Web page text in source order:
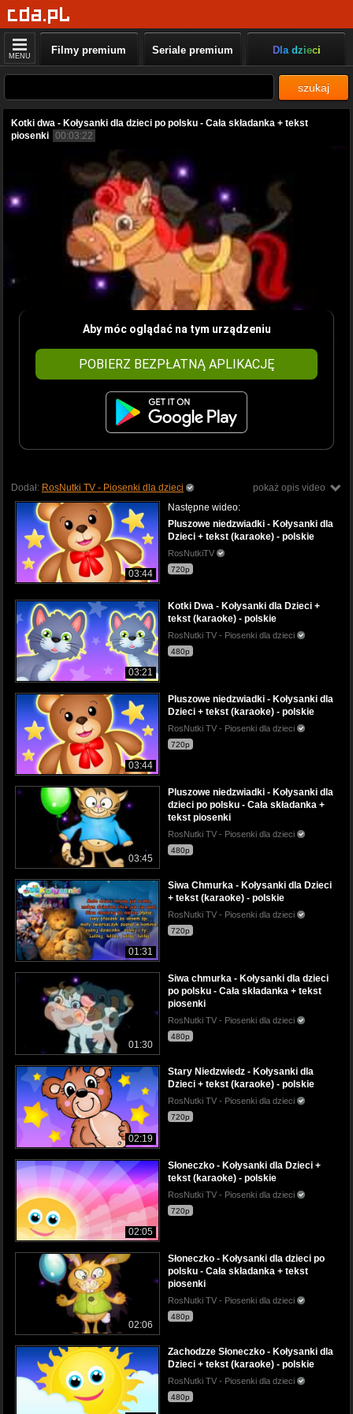
MENU Filmy premium Seriale premium Dla dzieci
szukaj
Kotki dwa - Kołysanki dla dzieci po polsku - Cała składanka + tekst
piosenki 00:03:22
Aby móc oglądać na tym urządzeniu
POBIERZ BEZPŁATNĄ APLIKACJĘ
pokaż opis video
Dodał: RosNutki TV - Piosenki dla dzieci
03:44
Następne wideo:
Pluszowe niedzwiadki - Kołysanki dla
Dzieci + tekst (karaoke) - polskie
RosNutkiTV
720p
03:21
Kotki Dwa - Kołysanki dla Dzieci +
tekst (karaoke) - polskie
RosNutki TV - Piosenki dla dzieci
480p
03:44
Pluszowe niedzwiadki - Kołysanki dla
Dzieci + tekst (karaoke) - polskie
RosNutki TV - Piosenki dla dzieci
720p
03:45
Pluszowe niedzwiadki - Kołysanki dla
dzieci po polsku - Cała składanka +
tekst piosenki
RosNutki TV - Piosenki dla dzieci
480p
01:31
Siwa Chmurka - Kołysanki dla Dzieci
+ tekst (karaoke) - polskie
RosNutki TV - Piosenki dla dzieci
720p
01:30
Siwa chmurka - Kołysanki dla dzieci
po polsku - Cała składanka + tekst
piosenki
RosNutki TV - Piosenki dla dzieci
480p
02:19
Stary Niedzwiedz - Kołysanki dla
Dzieci + tekst (karaoke) - polskie
RosNutki TV - Piosenki dla dzieci
720p
02:05
Słoneczko - Kołysanki dla Dzieci +
tekst (karaoke) - polskie
RosNutki TV - Piosenki dla dzieci
720p
02:06
Słoneczko - Kołysanki dla dzieci po
polsku - Cała składanka + tekst
piosenki
RosNutki TV - Piosenki dla dzieci
480p
Zachodzze Słoneczko - Kołysanki dla
Dzieci + tekst (karaoke) - polskie
RosNutki TV - Piosenki dla dzieci
480p